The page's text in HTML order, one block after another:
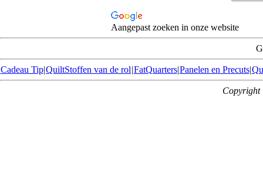
Aangepast zoeken in onze website
Cadeau Tip|QuiltStoffen van de rol|FatQuarters|Panelen en Precuts|
Copyright